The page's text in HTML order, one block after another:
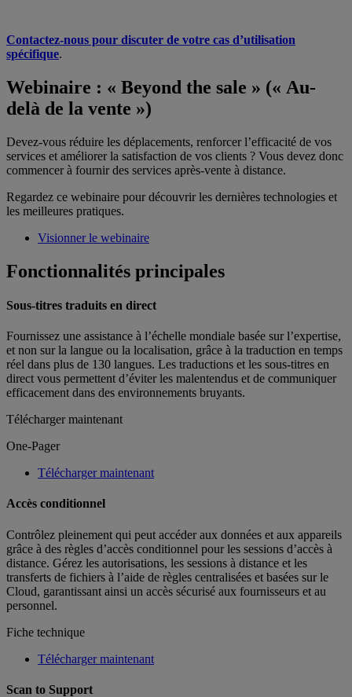
Contactez-nous pour discuter de votre cas d’utilisation
spécifique.
Webinaire : « Beyond the sale » (« Au-
delà de la vente »)
Devez-vous réduire les déplacements, renforcer l’efficacité de vos
services et améliorer la satisfaction de vos clients ? Vous devez donc
commencer à fournir des services après-vente à distance.
Regardez ce webinaire pour découvrir les dernières technologies et
les meilleures pratiques.
Visionner le webinaire
Fonctionnalités principales
Sous-titres traduits en direct
Fournissez une assistance à l’échelle mondiale basée sur l’expertise,
et non sur la langue ou la localisation, grâce à la traduction en temps
réel dans plus de 130 langues. Les traductions et les sous-titres en
direct vous permettent d’éviter les malentendus et de communiquer
efficacement dans des environnements bruyants.
Télécharger maintenant
One-Pager
Télécharger maintenant
Accès conditionnel
Contrôlez pleinement qui peut accéder aux données et aux appareils
grâce à des règles d’accès conditionnel pour les sessions d’accès à
distance. Gérez les autorisations, les sessions à distance et les
transferts de fichiers à l’aide de règles centralisées et basées sur le
Cloud, garantissant ainsi un accès sécurisé aux fournisseurs et au
personnel.
Fiche technique
Télécharger maintenant
Scan to Support